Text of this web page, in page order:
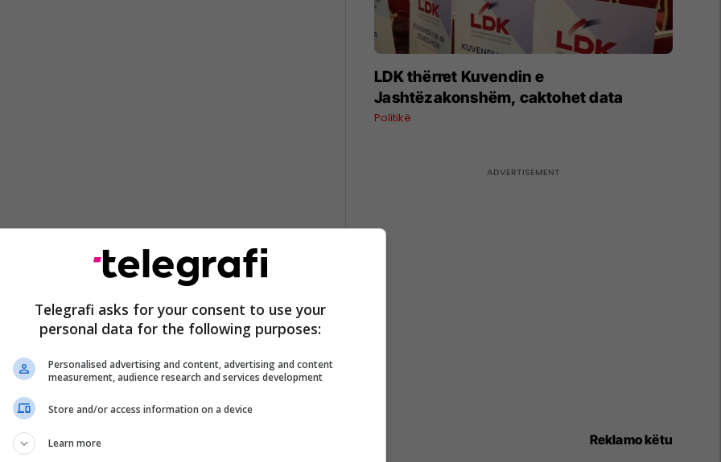
LDK thërret Kuvendin e
Jashtëzakonshëm, caktohet data
Politikë
Reklamo këtu
Telegrafi asks for your consent to use your
personal data for the following purposes:
Personalised advertising and content, advertising and content
measurement, audience research and services development
Store and/or access information on a device
Learn more